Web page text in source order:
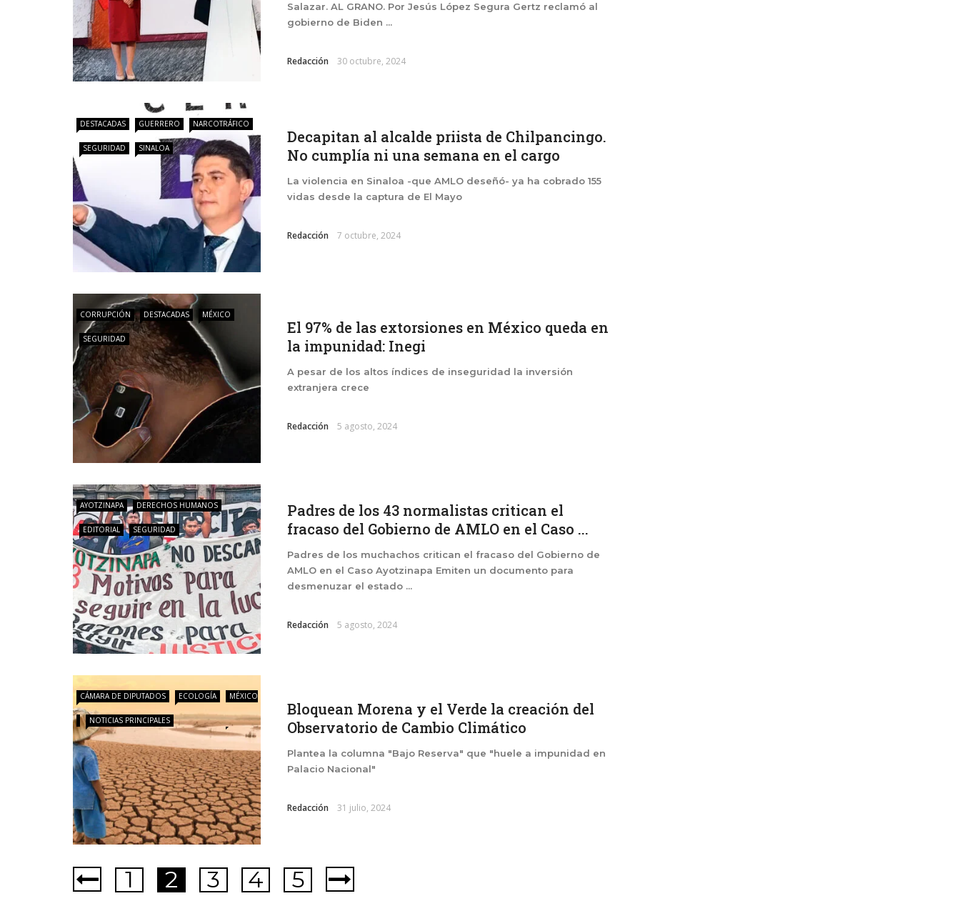
Salazar. AL GRANO. Por Jesús López Segura Gertz reclamó al
gobierno de Biden ...
Redacción 30 octubre, 2024
DESTACADAS GUERRERO NARCOTRÁFICO
SEGURIDAD SINALOA
Decapitan al alcalde priista de Chilpancingo.
No cumplía ni una semana en el cargo
La violencia en Sinaloa -que AMLO deseñó- ya ha cobrado 155
vidas desde la captura de El Mayo
Redacción 7 octubre, 2024
CORRUPCIÓN DESTACADAS MÉXICO
SEGURIDAD
El 97% de las extorsiones en México queda en
la impunidad: Inegi
A pesar de los altos índices de inseguridad la inversión
extranjera crece
Redacción 5 agosto, 2024
AYOTZINAPA DERECHOS HUMANOS
EDITORIAL SEGURIDAD
Padres de los 43 normalistas critican el
fracaso del Gobierno de AMLO en el Caso ...
Padres de los muchachos critican el fracaso del Gobierno de
AMLO en el Caso Ayotzinapa Emiten un documento para
desmenuzar el estado ...
Redacción 5 agosto, 2024
CÁMARA DE DIPUTADOS ECOLOGÍA MÉXICO
NOTICIAS PRINCIPALES
Bloquean Morena y el Verde la creación del
Observatorio de Cambio Climático
Plantea la columna "Bajo Reserva" que "huele a impunidad en
Palacio Nacional"
Redacción 31 julio, 2024
1 2 3 4 5